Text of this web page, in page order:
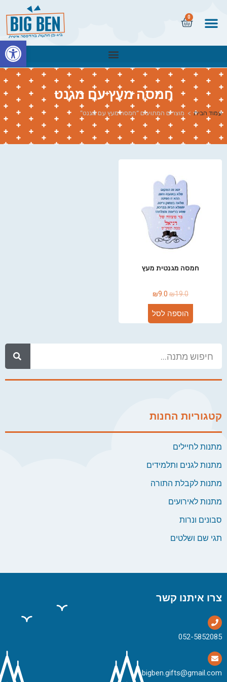
0
חמסה מעץ עם מגנט
עמוד הבית > מוצרים המתויגים “חמסה מעץ עם מגנט”
קטגוריות החנות
מתנות לחיילים
מתנות לגנים ותלמידים
מתנות לקבלת התורה
מתנות לאירועים
סבונים ונרות
תגי שם ושלטים
חמסה מגנטית מעץ
₪19.0
₪9.0
הוספה לסל
צרו איתנו קשר
bigben.gifts@gmail.com